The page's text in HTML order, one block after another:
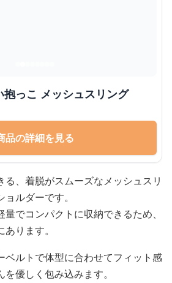
っこ メッシュスリング
品の詳細を見る
る、着脱がスムーズなメッシュスリ
ルダーです。
でコンパクトに収納できるため、
ります。
ベルトで体型に合わせてフィット感
優しく包み込みます。